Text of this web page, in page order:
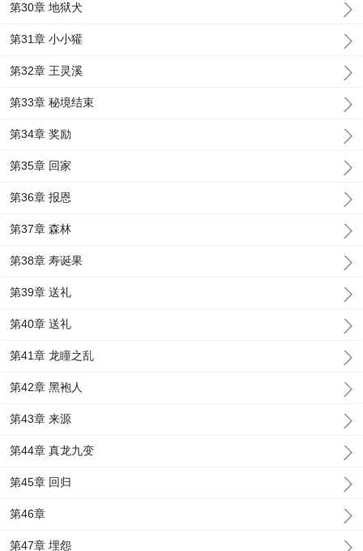
第30章 地狱犬
第31章 小小獾
第32章 王灵溪
第33章 秘境结束
第34章 奖励
第35章 回家
第36章 报恩
第37章 森林
第38章 寿诞果
第39章 送礼
第40章 送礼
第41章 龙瞳之乱
第42章 黑袍人
第43章 来源
第44章 真龙九变
第45章 回归
第46章
第47章 埋怨